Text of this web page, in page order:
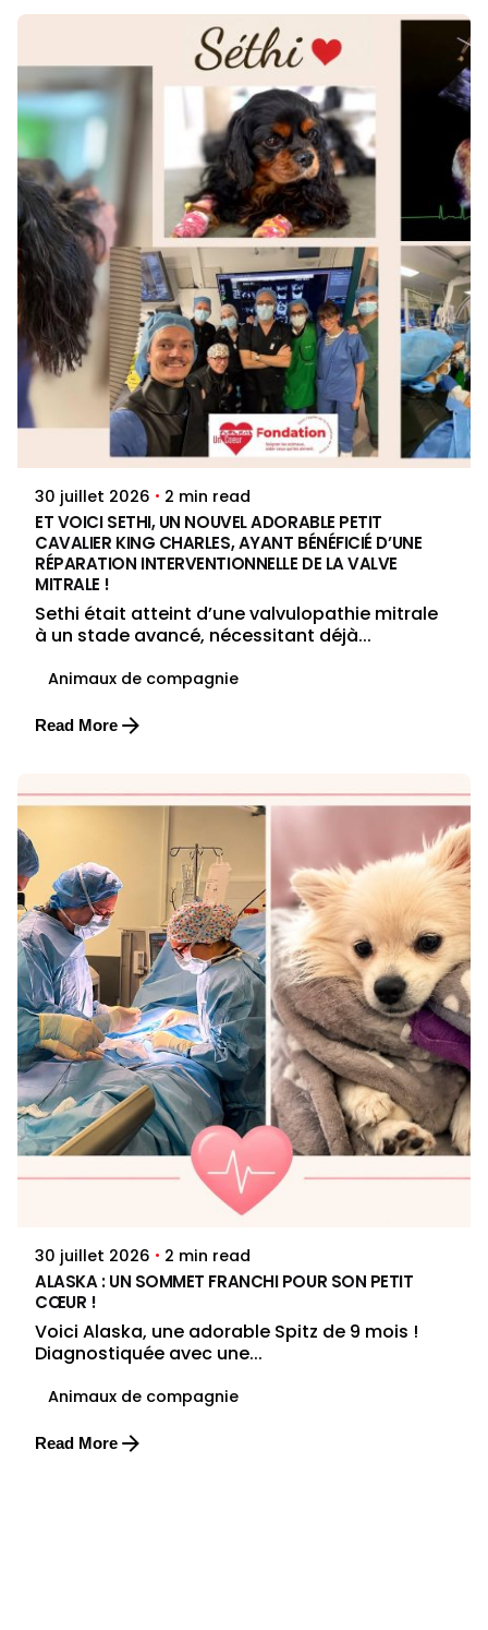
Posted by
Jenna Pacini
30 juillet 2026 2 min read
ET VOICI SETHI, UN NOUVEL ADORABLE PETIT
CAVALIER KING CHARLES, AYANT BÉNÉFICIÉ D’UNE
RÉPARATION INTERVENTIONNELLE DE LA VALVE
MITRALE !
Sethi était atteint d’une valvulopathie mitrale
à un stade avancé, nécessitant déjà...
Animaux de compagnie
Read More
Posted by
30 juillet 2026 2 min read
ALASKA : UN SOMMET FRANCHI POUR SON PETIT
CŒUR !
Voici Alaska, une adorable Spitz de 9 mois !
Diagnostiquée avec une...
Animaux de compagnie
Read More